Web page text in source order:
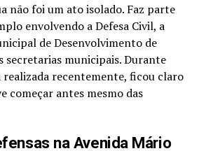
não foi um ato isolado. Faz parte
envolvendo a Defesa Civil, a
de Desenvolvimento de
secretarias municipais. Durante
recentemente, ficou claro
começar antes mesmo das
na Avenida Mário